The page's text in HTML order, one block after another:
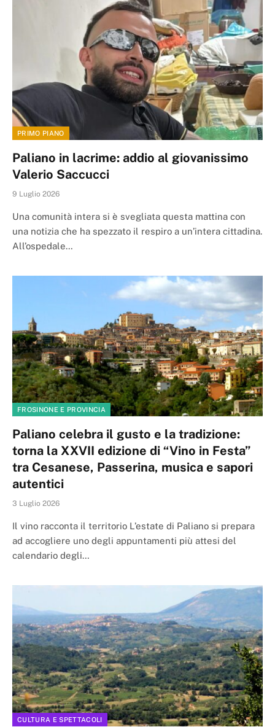
PRIMO PIANO
Paliano in lacrime: addio al giovanissimo
Valerio Saccucci
9 Luglio 2026
Una comunità intera si è svegliata questa mattina con
una notizia che ha spezzato il respiro a un’intera cittadina.
All’ospedale…
FROSINONE E PROVINCIA
Paliano celebra il gusto e la tradizione:
torna la XXVII edizione di “Vino in Festa”
tra Cesanese, Passerina, musica e sapori
autentici
3 Luglio 2026
Il vino racconta il territorio L’estate di Paliano si prepara
ad accogliere uno degli appuntamenti più attesi del
calendario degli…
CULTURA E SPETTACOLI